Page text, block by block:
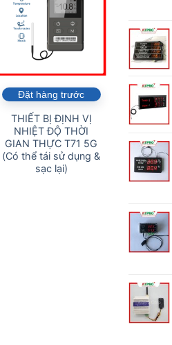
Đặt hàng trước
THIẾT BỊ ĐỊNH VỊ
NHIỆT ĐỘ THỜI
GIAN THỰC T71 5G
(Có thể tái sử dụng &
sạc lại)